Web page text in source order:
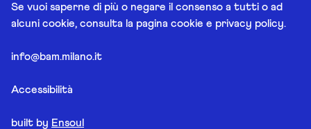
Se vuoi saperne di più o negare il consenso a tutti o ad
alcuni cookie, consulta la pagina cookie e privacy policy.
info@bam.milano.it
Accessibilità
built by Ensoul